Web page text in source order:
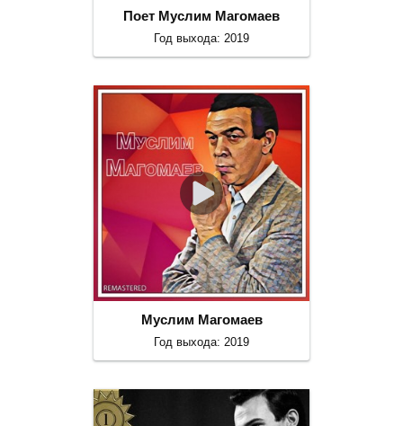
Поет Муслим Магомаев
Год выхода: 2019
Муслим Магомаев
Год выхода: 2019